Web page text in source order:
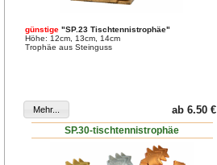
günstige "SP.23 Tischtennistrophäe"
Höhe: 12cm, 13cm, 14cm
Trophäe aus Steinguss
ab 6.50 €
SP.30-tischtennistrophäe